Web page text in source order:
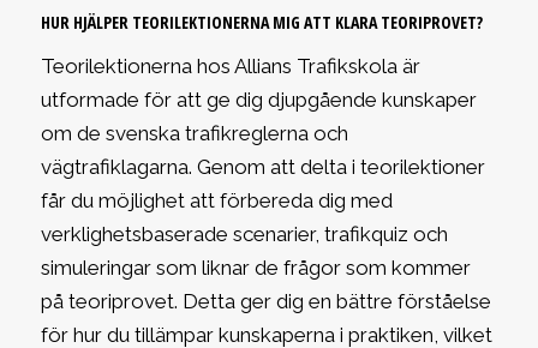
HUR HJÄLPER TEORILEKTIONERNA MIG ATT KLARA TEORIPROVET?
Teorilektionerna hos Allians Trafikskola är
utformade för att ge dig djupgående kunskaper
om de svenska trafikreglerna och
vägtrafiklagarna. Genom att delta i teorilektioner
får du möjlighet att förbereda dig med
verklighetsbaserade scenarier, trafikquiz och
simuleringar som liknar de frågor som kommer
på teoriprovet. Detta ger dig en bättre förståelse
för hur du tillämpar kunskaperna i praktiken, vilket